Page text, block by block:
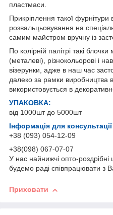
пластмаси.
Прикріплення такої фурнітури
розвальцьовування на
самим майстром вручну із
По колірній палітрі такі
(металеві), різнокольорові і
візерунки, адже в наш час
далеко за рамки виробництва
використовується в
УПАКОВКА:
від 1000шт до 5000шт
Інформація для
+38 (093) 054-12-09
+38(098) 067-07-07
У нас найнижчі опто-роздрібні
будемо раді співпрацювати з
Приховати